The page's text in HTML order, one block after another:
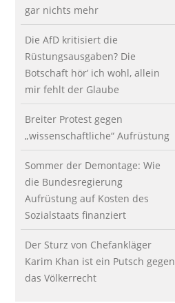
gar nichts mehr
Die AfD kritisiert die
Rüstungsausgaben? Die
Botschaft hör’ ich wohl, allein
mir fehlt der Glaube
Breiter Protest gegen
„wissenschaftliche“ Aufrüstung
Sommer der Demontage: Wie
die Bundesregierung
Aufrüstung auf Kosten des
Sozialstaats finanziert
Der Sturz von Chefankläger
Karim Khan ist ein Putsch gegen
das Völkerrecht